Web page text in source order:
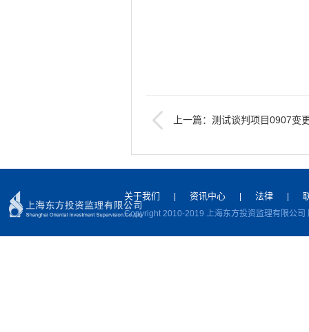
上一篇：测试谈判项目0907变
下一篇：航头拓展基地07-05地区级
关于我们 资讯中心 法律
Copyright 2010-2019 上海东方投资监理有限公司